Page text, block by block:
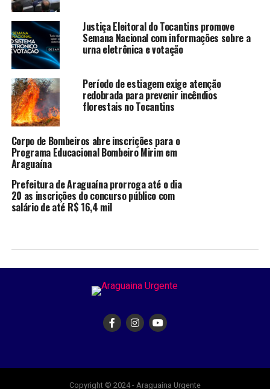
Justiça Eleitoral do Tocantins promove
Semana Nacional com informações sobre a
urna eletrônica e votação
Período de estiagem exige atenção
redobrada para prevenir incêndios
florestais no Tocantins
Corpo de Bombeiros abre inscrições para o
Programa Educacional Bombeiro Mirim em
Araguaína
Prefeitura de Araguaína prorroga até o dia
20 as inscrições do concurso público com
salário de até R$ 16,4 mil
Copyright © 2024 - Araguaína Urgente